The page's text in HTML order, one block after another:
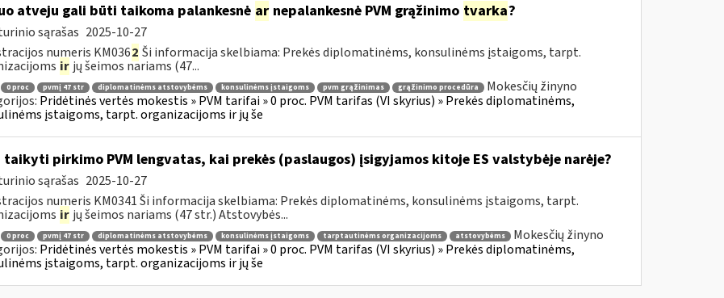
atveju gali būti taikoma palankesnė arnepalankesnė PVM grąžinimo tvarka?
sąrašas 2025-10-27
numeris KM0362 Ši informacija skelbiama: Prekės diplomatinėms, konsulinėms įstaigoms, tarpt.
ir jų šeimos nariams (47...
0 proc pvmį 47 str diplomatinėms atstovybėms konsulinėms įstaigoms pvm grąžinimas grąžinimo procedūra
Mokesčių žinyno
Pridėtinės vertės mokestis » PVM tarifai » 0 proc. PVM tarifas (VI skyrius) » Prekės diplomatinėms,
įstaigoms, tarpt. organizacijoms ir jų še
taikyti pirkimo PVM lengvatas, kai prekės (paslaugos) įsigyjamos kitoje ES valstybėje narėje?
sąrašas 2025-10-27
numeris KM0341 Ši informacija skelbiama: Prekės diplomatinėms, konsulinėms įstaigoms, tarpt.
ir jų šeimos nariams (47 str.) Atstovybės...
0 proc pvmį 47 str diplomatinėms atstovybėms konsulinėms įstaigoms tarptautinėms organizacijoms atstovybėms
Mokesčių žinyno
Pridėtinės vertės mokestis » PVM tarifai » 0 proc. PVM tarifas (VI skyrius) » Prekės diplomatinėms,
įstaigoms, tarpt. organizacijoms ir jų še